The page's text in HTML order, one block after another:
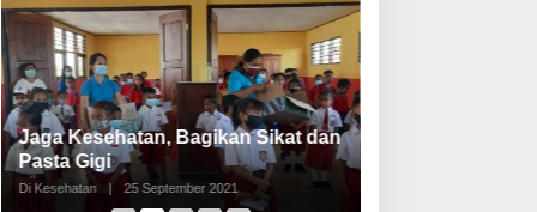
Jaga Kesehatan, Bagikan Sikat dan
Pasta Gigi
Di Kesehatan | 25 September 2021